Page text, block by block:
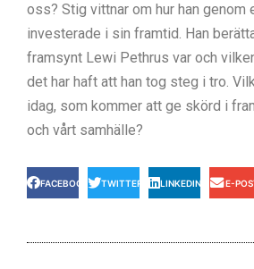
oss? Stig vittnar om hur han genom
investerade i sin framtid. Han
framsynt Lewi Pethrus var och
det har haft att han tog steg i tro.
idag, som kommer att ge skörd i
och vårt samhälle?
FACEBOOK TWITTER LINKEDIN E-